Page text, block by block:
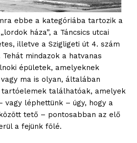
ebbe a kategóriába tartozik a
háza”, a Táncsics utcai
illetve a Szigligeti út 4. szám
mindazok a hatvanas
épületek, amelyeknek
ma is olyan, általában
találhatóak, amelyek
vagy léphettünk – úgy, hogy a
tető – pontosabban az elő
a fejünk fölé.